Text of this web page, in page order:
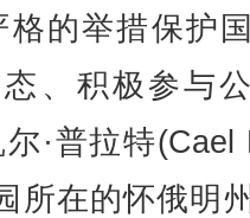
的举措保护
、积极参与
·普拉特(Cael
所在的怀俄明